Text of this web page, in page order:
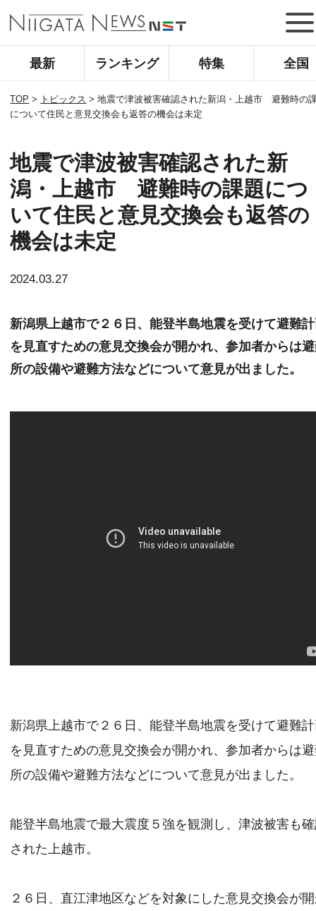
最新 ランキング 特集 全国
TOP > トピックス >地震で津波被害確認された新潟・上越市 避難時の
について住民と意見交換会も返答の機会は未定
地震で津波被害確認された新
潟・上越市 避難時の課題につ
いて住民と意見交換会も返答の
機会は未定
2024.03.27
新潟県上越市で２６日、能登半島地震を受けて避難
を見直すための意見交換会が開かれ、参加者からは
所の設備や避難方法などについて意見が出ました。
新潟県上越市で２６日、能登半島地震を受けて避難
を見直すための意見交換会が開かれ、参加者からは
所の設備や避難方法などについて意見が出ました。
能登半島地震で最大震度５強を観測し、津波被害も
された上越市。
２６日、直江津地区などを対象にした意見交換会が